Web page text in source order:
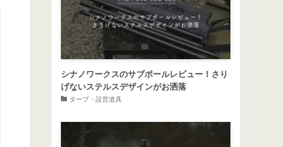
シナノワークスのサブポールレビュー！さり
げないステルスデザインがお洒落
タープ・設営道具